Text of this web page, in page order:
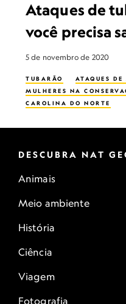
Ataques de
você precisa
5 de novembro de 2020
TUBARÃO
ATAQUES
MULHERES NA
CAROLINA DO NORTE
DESCUBRA NAT
Animais
Meio ambiente
História
Ciência
Viagem
Fotografia